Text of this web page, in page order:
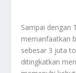
Sampai dengan
memanfaatkan
sebesar 3 juta
ditingkatkan